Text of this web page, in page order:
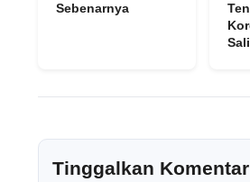
Sebenarnya
Tinggalkan Komentar